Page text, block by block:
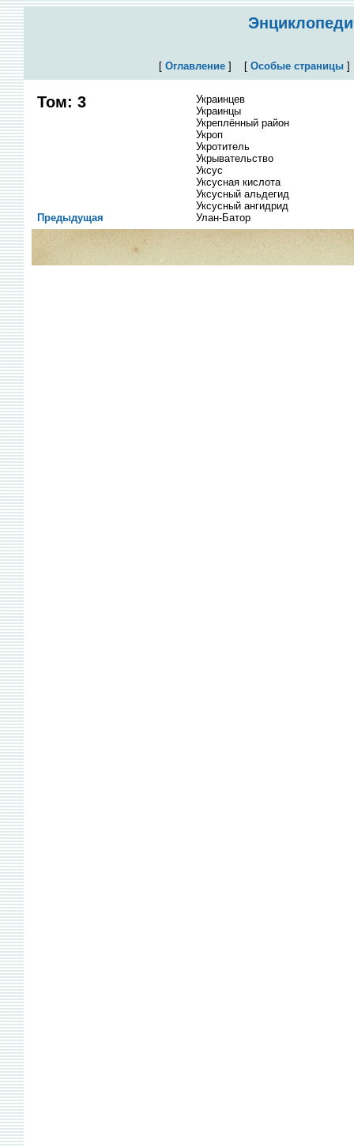
[ Оглавление] [ Особые страницы
Том: 3
Украинцев
Украинцы
Укреплённый район
Укроп
Укротитель
Укрывательство
Уксус
Уксусная кислота
Уксусный альдегид
Уксусный ангидрид
Улан-Батор
Предыдущая